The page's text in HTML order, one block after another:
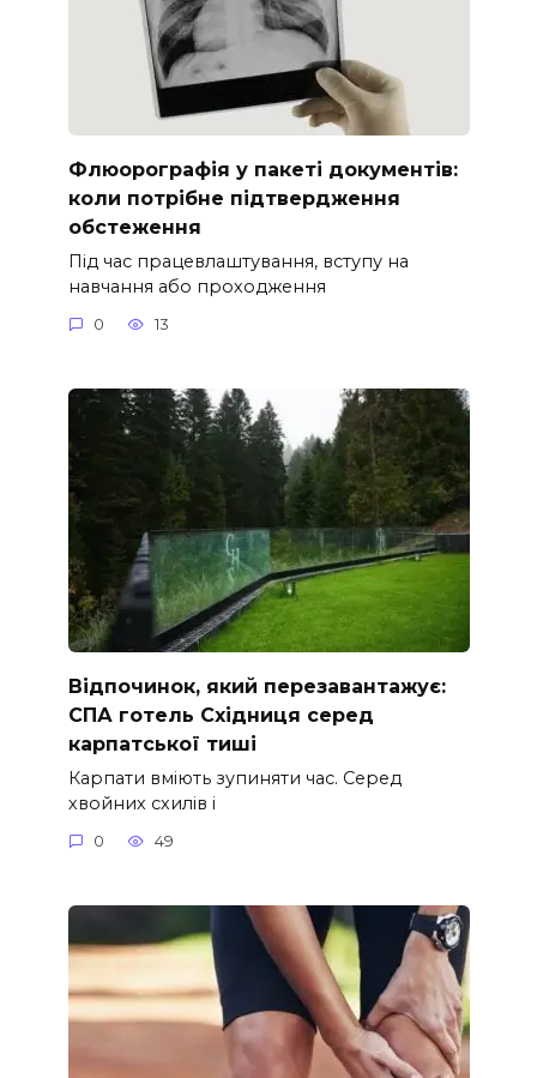
Флюорографія у пакеті документів:
коли потрібне підтвердження
обстеження
Під час працевлаштування, вступу на
навчання або проходження
0 13
Відпочинок, який перезавантажує:
СПА готель Східниця серед
карпатської тиші
Карпати вміють зупиняти час. Серед
хвойних схилів і
0 49